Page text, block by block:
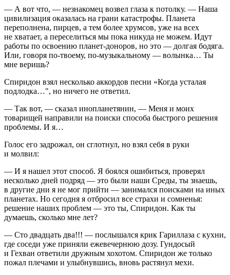
— А вот что, — незнакомец возвел глаза к потолку. — Наша
цивилизация оказалась на грани катастрофы. Планета
переполнена, пирцев, а тем более хрумсов, уже на всех
не хватает, а переселиться мы пока никуда не можем. Идут
работы по освоению планет-доноров, но это — долгая бодяга.
Или, говоря по-твоему, по-музыкальному — волынка… Ты
мне веришь?
Спиридон взял несколько аккордов песни «Когда усталая
подлодка…", но ничего не ответил.
— Так вот, — сказал инопланетянин, — Меня и моих
товарищей направили на поиски способа быстрого решения
проблемы. И я…
Голос его задрожал, он сглотнул, но взял себя в руки
и молвил:
— И я нашел этот способ. Я боялся ошибиться, проверял
несколько дней подряд — это были наши Среды, ты знаешь,
в другие дни я не мог прийти — занимался поисками на иных
планетах. Но сегодня я отбросил все страхи и сомненья:
решение наших проблем — это ты, Спиридон. Как ты
думаешь, сколько мне лет?
— Сто двадцать два!!! — послышался крик Гариллаза с кухни,
где соседи уже приняли ежевечернюю дозу. Гундосый
и Гехван ответили дружным хохотом. Спиридон же только
пожал плечами и улыбнувшись, вновь растянул мехи.